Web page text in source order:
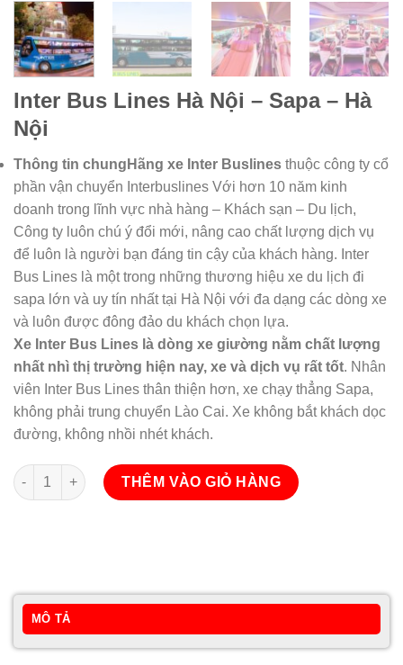
Inter Bus Lines Hà Nội – Sapa – Hà
Nội
Thông tin chung Hãng xe Inter Buslines thuộc công ty cổ
phần vận chuyển Interbuslines Với hơn 10 năm kinh
doanh trong lĩnh vực nhà hàng – Khách sạn – Du lịch,
Công ty luôn chú ý đổi mới, nâng cao chất lượng dịch vụ
để luôn là người bạn đáng tin cậy của khách hàng. Inter
Bus Lines là một trong những thương hiệu xe du lịch đi
sapa lớn và uy tín nhất tại Hà Nội với đa dạng các dòng xe
và luôn được đông đảo du khách chọn lựa.
Xe Inter Bus Lines là dòng xe giường nằm chất lượng
nhất nhì thị trường hiện nay, xe và dịch vụ rất tốt. Nhân
viên Inter Bus Lines thân thiện hơn, xe chạy thẳng Sapa,
không phải trung chuyển Lào Cai. Xe không bắt khách dọc
đường, không nhồi nhét khách.
Inter Bus Lines Hà Nội - Sapa - Hà Nội số lượng
THÊM VÀO GIỎ HÀNG
MÔ TẢ